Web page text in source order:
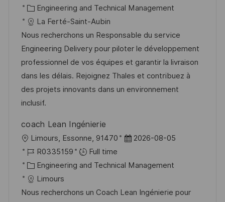
c
a
t
i
o
n
o
s
t
e
d
D
a
t
o
b
I
d
C
a
t
e
g
o
r
y
Engineering and Technical Management
La Ferté-Saint-Aubin
Nous recherchons un Responsable du service
Engineering Delivery pour piloter le développement
professionnel de vos équipes et garantir la livraison
dans les délais. Rejoignez Thales et contribuez à
des projets innovants dans un environnement
inclusif.
coach Lean Ingénierie
L
o
c
a
t
Limours, Essonne, 91470
P
s
e
2026-08-05
J
o
b
I
R0335159
Full time
C
a
t
Engineering and Technical Management
Limours
Nous recherchons un Coach Lean Ingénierie pour